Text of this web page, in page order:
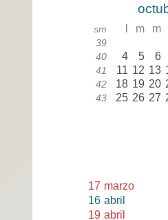
sm m m
39
40 4 5 6
41 11 12 13
42 18 19 20
43 25 26 27
17 marzo
16 abril
19 abril